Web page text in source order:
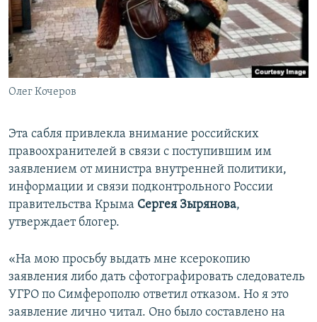
Олег Кочеров
Эта сабля привлекла внимание российских
правоохранителей в связи с поступившим им
заявлением от министра внутренней политики,
информации и связи подконтрольного России
правительства Крыма Сергея Зырянова,
утверждает блогер.
«На мою просьбу выдать мне ксерокопию
заявления либо дать сфотографировать следователь
УГРО по Симферополю ответил отказом. Но я это
заявление лично читал. Оно было составлено на